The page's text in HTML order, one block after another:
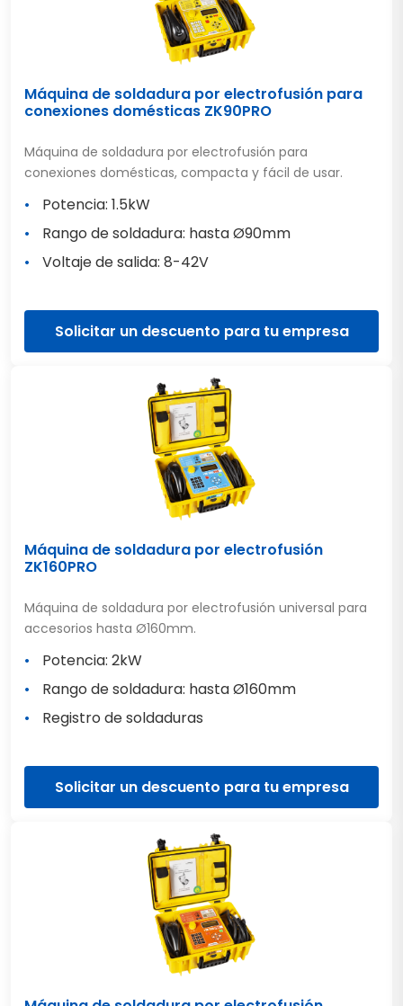
Máquina de soldadura por electrofusión para
conexiones domésticas ZK90PRO
Máquina de soldadura por electrofusión para
conexiones domésticas, compacta y fácil de usar.
Potencia: 1.5kW
Rango de soldadura: hasta Ø90mm
Voltaje de salida: 8-42V
Solicitar un descuento para tu empresa
Máquina de soldadura por electrofusión
ZK160PRO
Máquina de soldadura por electrofusión universal para
accesorios hasta Ø160mm.
Potencia: 2kW
Rango de soldadura: hasta Ø160mm
Registro de soldaduras
Solicitar un descuento para tu empresa